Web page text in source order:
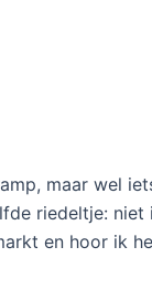
maar wel
riedeltje: niet
en hoor ik